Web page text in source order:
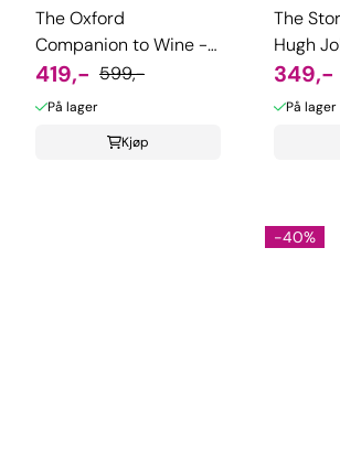
The Oxford
Companion to Wine -
Jancis Robinson
419,- 599,-
På lager
Kjøp
The
Hugh
349,-
På lager
-40%